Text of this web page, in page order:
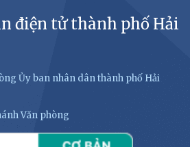
điện tử thành phố Hải
Ủy ban nhân dân thành phố Hải
Văn phòng